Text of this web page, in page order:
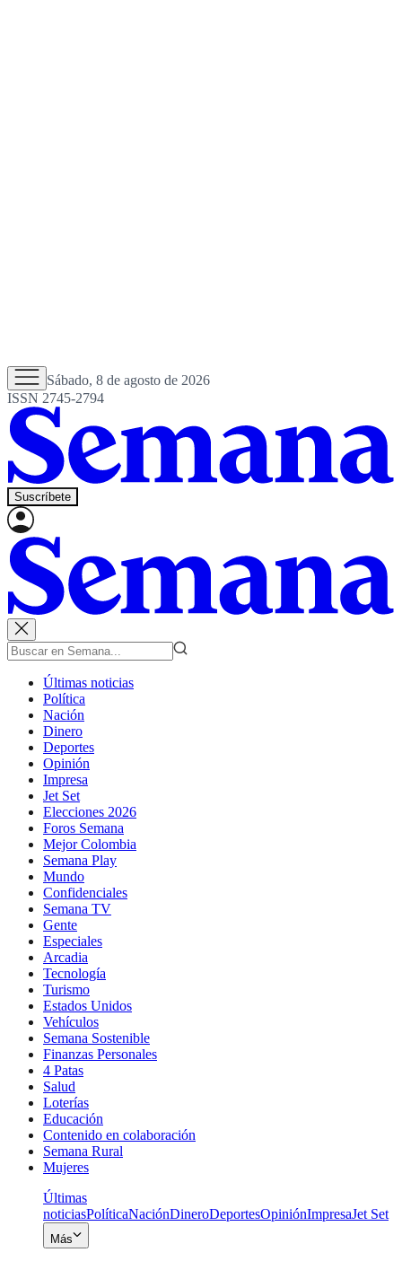
Sábado, 8 de agosto de 2026
ISSN 2745-2794
Suscríbete
Últimas noticias
Política
Nación
Dinero
Deportes
Opinión
Impresa
Jet Set
Elecciones 2026
Foros Semana
Mejor Colombia
Semana Play
Mundo
Confidenciales
Semana TV
Gente
Especiales
Arcadia
Tecnología
Turismo
Estados Unidos
Vehículos
Semana Sostenible
Finanzas Personales
4 Patas
Salud
Loterías
Educación
Contenido en colaboración
Semana Rural
Mujeres
Últimas
noticiasPolíticaNaciónDineroDeportesOpiniónImpresaJet Set
Más